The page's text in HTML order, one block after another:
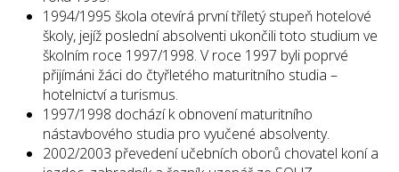
1994/1995 škola otevírá první tříletý stupeň hotelové
školy, jejíž poslední absolventi ukončili toto studium ve
školním roce 1997/1998. V roce 1997 byli poprvé
přijímáni žáci do čtyřletého maturitního studia –
hotelnictví a turismus.
1997/1998 dochází k obnovení maturitního
nástavbového studia pro vyučené absolventy.
2002/2003 převedení učebních oborů chovatel koní a